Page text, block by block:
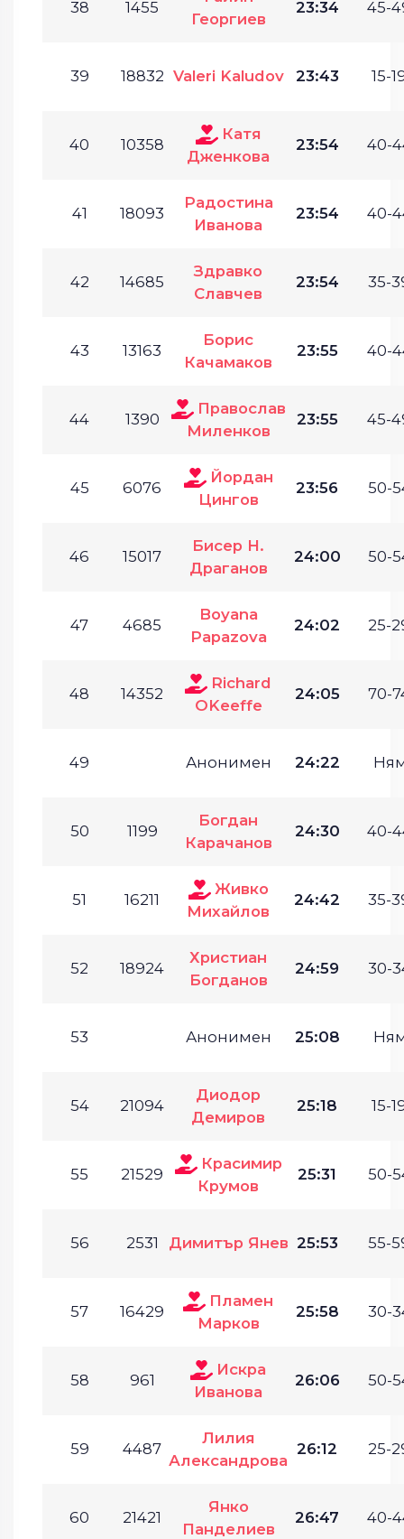
38 1455
Георгиев
23:34 45-
39 18832 Valeri Kaludov 23:43 15-
40 10358
Катя
Дженкова
23:54 40-
41 18093
Радостина
Иванова
23:54 40-
42 14685
Здравко
Славчев
23:54 35-
43 13163
Борис
Качамаков
23:55 40-
44 1390
Православ
Миленков
23:55 45-
45 6076
Йордан
Цингов
23:56 50-
46 15017
Бисер Н.
Драганов
24:00 50-
47 4685
Boyana
Papazova
24:02 25-
48 14352
Richard
OKeeffe
24:05 70-
49 Анонимен 24:22
50 1199
Богдан
Карачанов
24:30 40-
51 16211
Живко
Михайлов
24:42 35-
52 18924
Христиан
Богданов
24:59 30-
53 Анонимен 25:08
54 21094
Диодор
Демиров
25:18 15-
55 21529
Красимир
Крумов
25:31 50-
56 2531 Димитър Янев 25:53 55-
57 16429
Пламен
Марков
25:58 30-
58 961
Искра
Иванова
26:06 50-
59 4487
Лилия
Александрова
26:12 25-
60 21421
Янко
Панделиев
26:47 40-